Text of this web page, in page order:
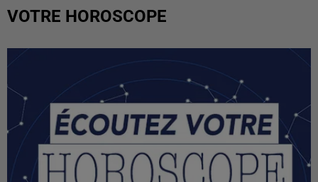
VOTRE HOROSCOPE